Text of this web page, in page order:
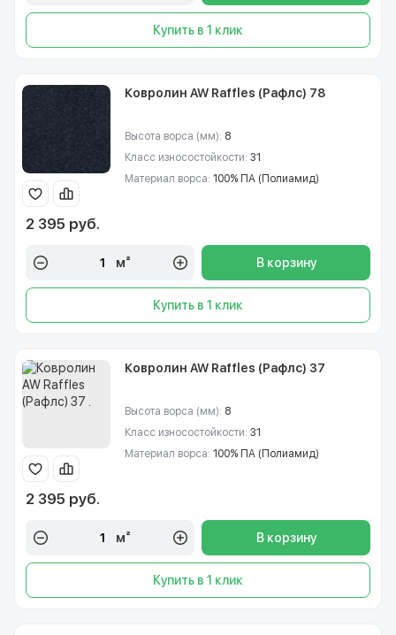
Купить в 1 клик
Ковролин AW Raffles (Рафлс) 78
Высота ворса (мм): 8
Класс износостойкости: 31
Материал ворса: 100% ПА (Полиамид)
2 395 руб.
м² В корзину
Купить в 1 клик
Ковролин AW Raffles (Рафлс) 37
Высота ворса (мм): 8
Класс износостойкости: 31
Материал ворса: 100% ПА (Полиамид)
2 395 руб.
м² В корзину
Купить в 1 клик